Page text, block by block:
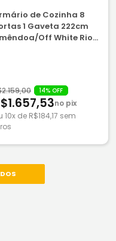
de Cozinha 8
1 Gaveta 222cm
Off White Rio
14% OFF
no pix
10x de R$184,17 sem